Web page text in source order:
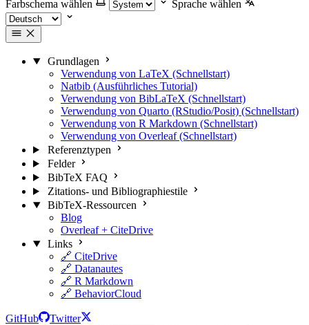
Farbschema wählen
Sprache wählen
Grundlagen
Verwendung von LaTeX (Schnellstart)
Natbib (Ausführliches Tutorial)
Verwendung von BibLaTeX (Schnellstart)
Verwendung von Quarto (RStudio/Posit) (Schnellstart)
Verwendung von R Markdown (Schnellstart)
Verwendung von Overleaf (Schnellstart)
Referenztypen
Felder
BibTeX FAQ
Zitations- und Bibliographiestile
BibTeX-Ressourcen
Blog
Overleaf + CiteDrive
Links
🔗 CiteDrive
🔗 Datanautes
🔗 R Markdown
🔗 BehaviorCloud
GitHub
Twitter